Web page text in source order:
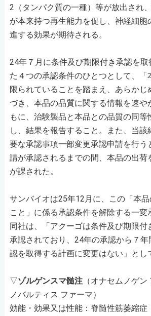
2（タンパク質の一種）等が放出され
が本来持つ再生能力を促し、神経細胞
進する効果が期待される。
24年７月に条件及び期限付き承認を
た４つの承認条件のひとつとして、「
限られていることを踏まえ、あらかじ
づき、本品の品質に関する情報を速や
もに、治験製品と本品との品質の同等
し、結果を報告すること。また、当該
要な承認事項一部変更承認申請を行う
請が承認されるまでの間、本品の出荷
が課された。
サンバイオは25年12月に、この「本
こと」に係る承認条件を解除する一変
同社は、「アクーゴは条件及び期限付
承認されており、24年の承認から７
認を取得する計画に変更はない」とし
▽ゾルゲンスマ髄注（オナセムノゲン
ノバルティス ファーマ）
効能・効果又は性能：脊髄性筋萎縮症